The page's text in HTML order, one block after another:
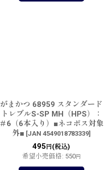
がまかつ 68959 スタンダード
トレブルS-SP MH（HPS）：
＃6（6本入り）■ネコポス対象
外■ [JAN 4549018783339]
495 円(税込)
希望小売価格: 550円